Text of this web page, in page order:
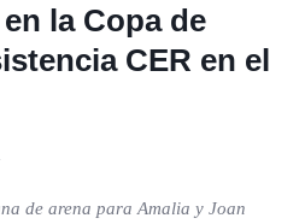
la Copa de
CER en el
de arena para Amalia y Joan